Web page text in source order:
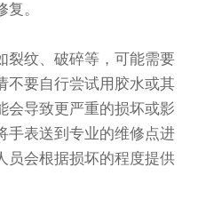
。
纹、破碎等，可能需要
不要自行尝试用胶水或其
会导致更严重的损坏或影
手表送到专业的维修点进
员会根据损坏的程度提供